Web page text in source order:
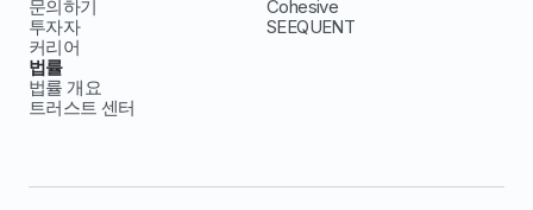
문의하기
투자자
커리어
Cohesive
SEEQUENT
법률
법률 개요
트러스트 센터